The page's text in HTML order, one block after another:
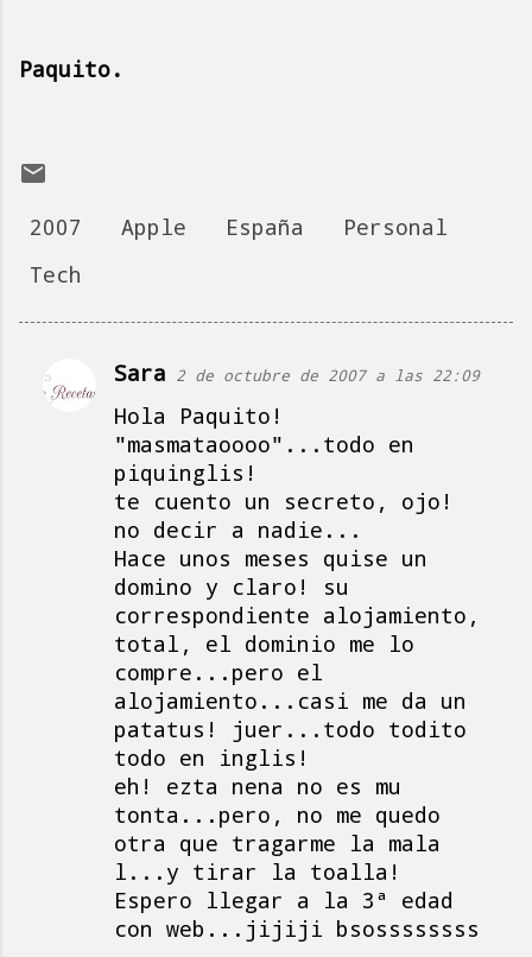
Paquito.
2007 Apple España
Personal
Tech
C
Sara 2 de octubre de 2007 a las 22:09
Hola Paquito!
"masmataoooo"...todo en
piquinglis!
te cuento un secreto, ojo!
no decir a nadie...
Hace unos meses quise un
domino y claro! su
correspondiente alojamiento,
total, el dominio me lo
compre...pero el
alojamiento...casi me da un
patatus! juer...todo todito
todo en inglis!
eh! ezta nena no es mu
tonta...pero, no me quedo
otra que tragarme la mala
l...y tirar la toalla!
Espero llegar a la 3ª edad
con web...jijiji bsossssssss